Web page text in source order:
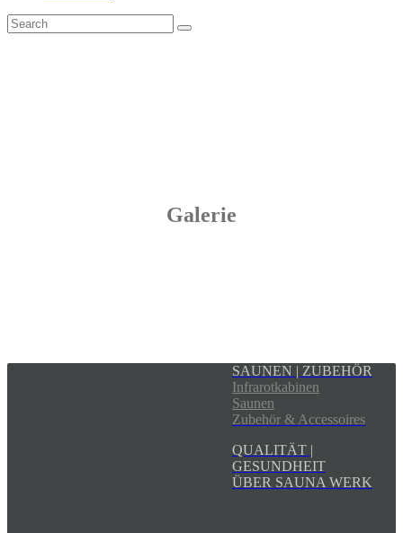
Galerie
SAUNEN | ZUBEHÖR
Infrarotkabinen
Saunen
Zubehör & Accessoires
QUALITÄT |
GESUNDHEIT
ÜBER SAUNA WERK